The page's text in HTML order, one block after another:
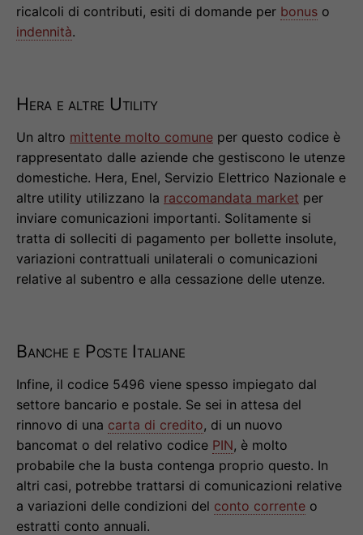
ricalcoli di contributi, esiti di domande per bonus o
indennità.
Hera e altre Utility
Un altro mittente molto comune per questo codice è
rappresentato dalle aziende che gestiscono le utenze
domestiche. Hera, Enel, Servizio Elettrico Nazionale e
altre utility utilizzano la raccomandata market per
inviare comunicazioni importanti. Solitamente si
tratta di solleciti di pagamento per bollette insolute,
variazioni contrattuali unilaterali o comunicazioni
relative al subentro e alla cessazione delle utenze.
Banche e Poste Italiane
Infine, il codice 5496 viene spesso impiegato dal
settore bancario e postale. Se sei in attesa del
rinnovo di una carta di credito, di un nuovo
bancomat o del relativo codice PIN, è molto
probabile che la busta contenga proprio questo. In
altri casi, potrebbe trattarsi di comunicazioni relative
a variazioni delle condizioni del conto corrente o
estratti conto annuali.